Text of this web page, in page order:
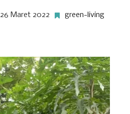
26 Maret 2022 green-living